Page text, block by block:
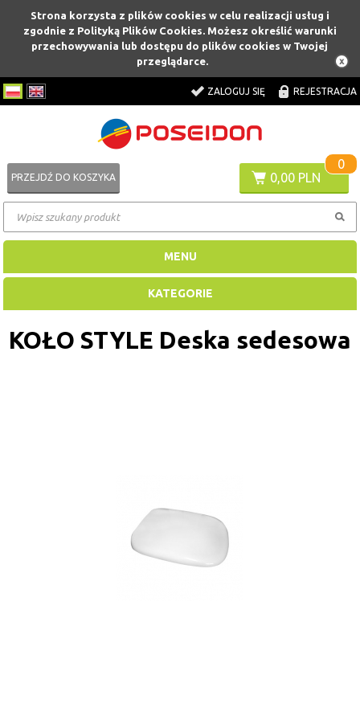
Strona korzysta z plików cookies w celu realizacji usług i
zgodnie z Polityką Plików Cookies. Możesz określić warunki
przechowywania lub dostępu do plików cookies w Twojej
przeglądarce.
ZALOGUJ SIĘ REJESTRACJA
0,00 PLN
0
PRZEJDŹ DO KOSZYKA
MENU
KATEGORIE
KOŁO STYLE Deska sedesowa